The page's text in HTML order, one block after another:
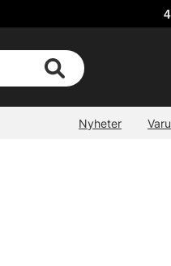
Nyheter